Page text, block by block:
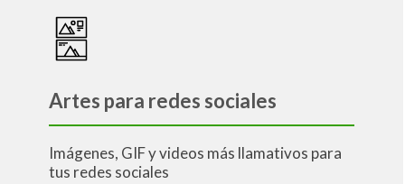
Artes para redes sociales
Imágenes, GIF y videos más llamativos para
tus redes sociales